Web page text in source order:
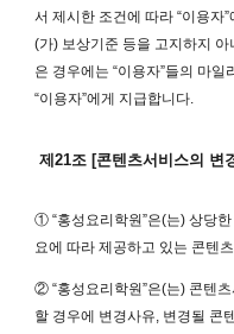
서 제시한 조건에 따라 “이용자
(가) 보상기준 등을 고지하지
은 경우에는 “이용자”들의 마
“이용자”에게 지급합니다.
제21조 [콘텐츠서비스의 변
① “홍성요리학원”은(는) 상당
요에 따라 제공하고 있는 콘텐
② “홍성요리학원”은(는) 콘텐
할 경우에 변경사유, 변경될 콘